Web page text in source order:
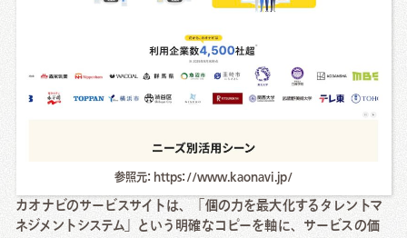
参照元: https://www.kaonavi.jp/
カオナビのサービスサイトは、「個の力を最大化するタレントマ
ネジメントシステム」という明確なコピーを軸に、サービスの価